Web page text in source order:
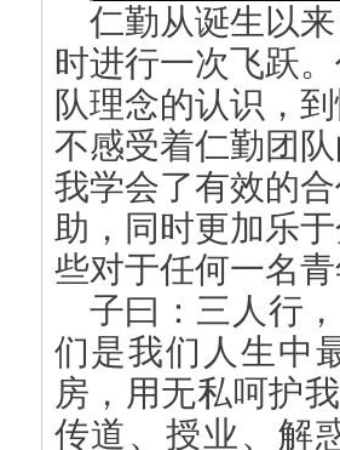
仁勤从诞生以
时进行一次飞跃
队理念的认识，
不感受着仁勤团
我学会了有效的
助，同时更加乐
些对于任何一名
子曰：三人行
们是我们人生中
房，用无私呵护
传道、授业、解